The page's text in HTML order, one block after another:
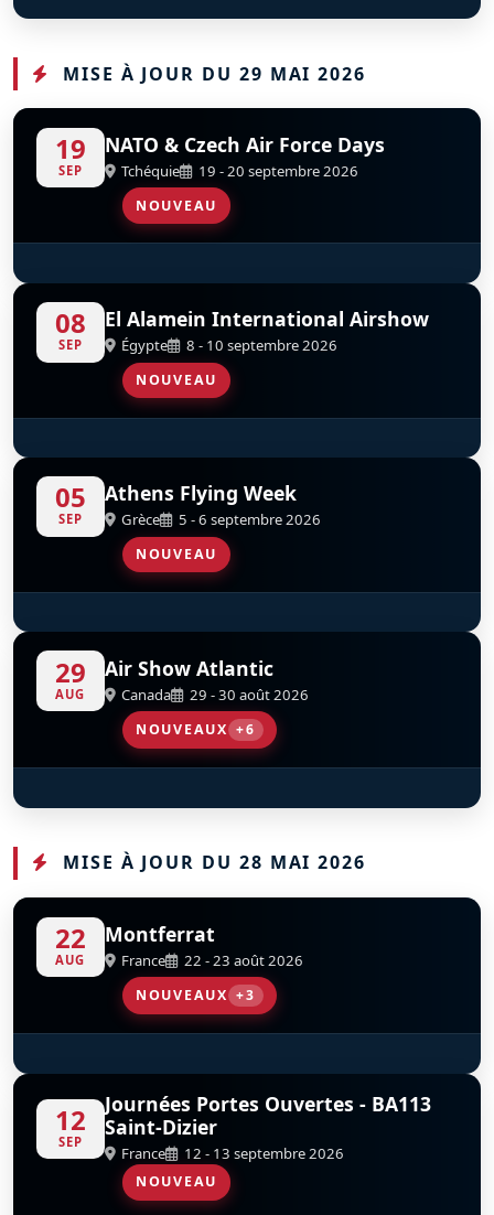
S D
Șoimii României - Hawks Of Romania
MISE À JOUR DU 29 MAI 2026
19
SEP
NATO & Czech Air Force Days
Tchéquie 19 - 20 septembre 2026
NOUVEAU
S D
Hellenic F-16 Demo Team
08
SEP
El Alamein International Airshow
Égypte 8 - 10 septembre 2026
NOUVEAU
S D
Hellenic F-16 Demo Team
05
SEP
Athens Flying Week
Grèce 5 - 6 septembre 2026
NOUVEAU
S D
Hellenic F-16 Demo Team
29
AUG
Air Show Atlantic
Canada 29 - 30 août 2026
NOUVEAUX +6
D
Hawker Hurricane Mk.IV D
De Havilland DH.98 Mosquito D
Yellow Thunder Formation Aerobatic Team D
SkyHawks Canada D
Northern Stars Aeroteam D
Go Ez Aerobatics
MISE À JOUR DU 28 MAI 2026
22
AUG
Montferrat
France 22 - 23 août 2026
NOUVEAUX +3
D
T-6G Texan D
Mustang X-Ray
OV-10 Bronco
12
SEP
Journées Portes Ouvertes - BA113
Saint-Dizier
France 12 - 13 septembre 2026
NOUVEAU